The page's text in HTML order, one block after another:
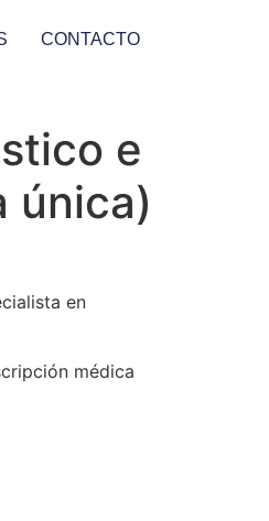
CONTACTO
e
única)
en
médica